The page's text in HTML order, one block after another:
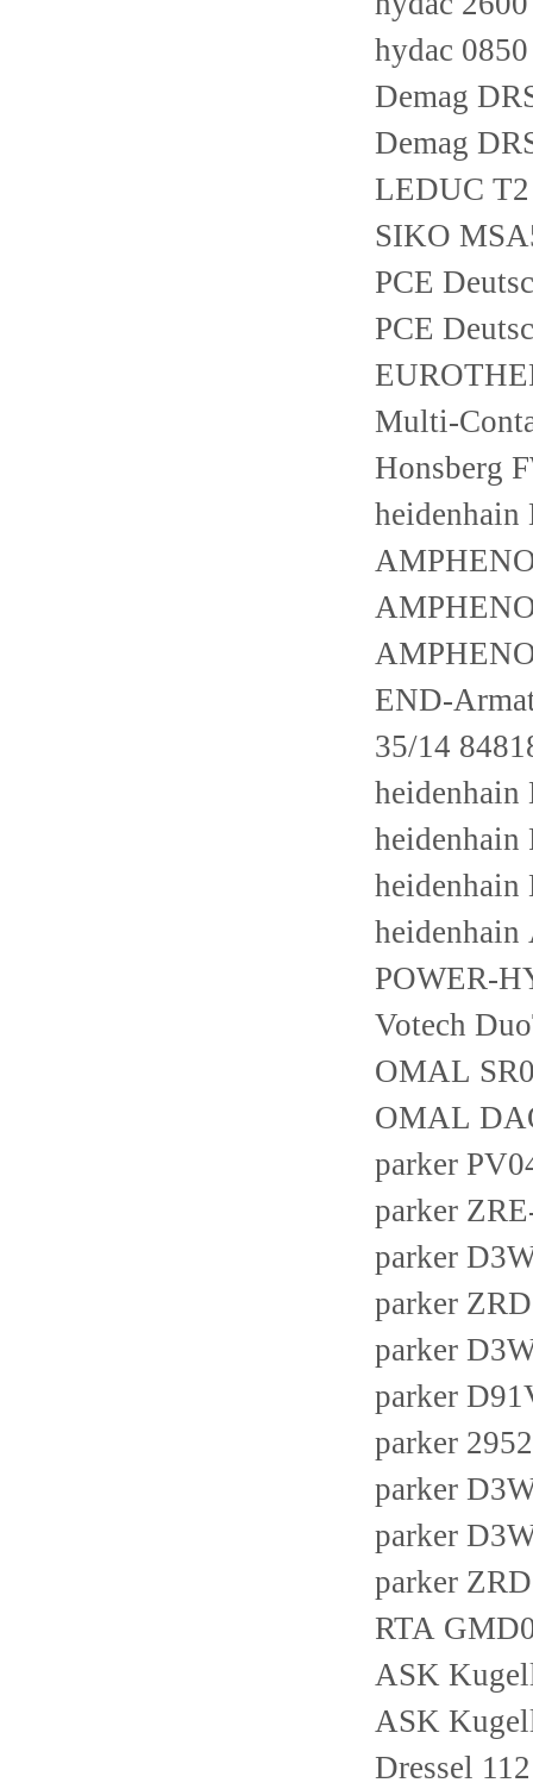
hydac
Demag
Demag
LEDUC
SIKO
PCE
PCE
Multi-
Honsberg
heidenhain
END-
35/14
POWER-
Votech
OMAL
OMAL
parker
parker
parker
parker
parker
parker
parker
parker
parker
parker
RTA
ASK
ASK
Dressel